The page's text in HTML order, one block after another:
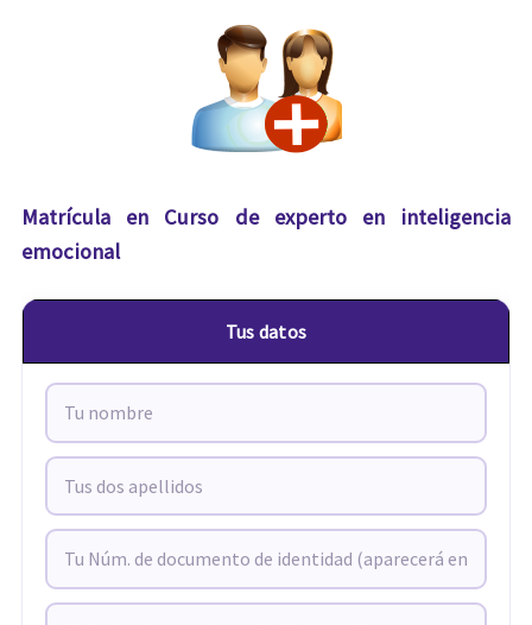
Matrícula en Curso de experto en inteligencia
emocional
Tus datos